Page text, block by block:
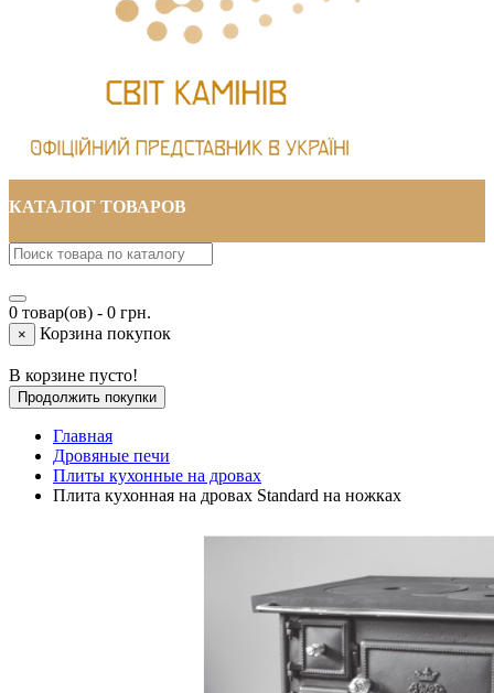
КАТАЛОГ ТОВАРОВ
0 товар(ов) - 0 грн.
× Корзина покупок
В корзине пусто!
Продолжить покупки
Главная
Дровяные печи
Плиты кухонные на дровах
Плита кухонная на дровах Standard на ножках